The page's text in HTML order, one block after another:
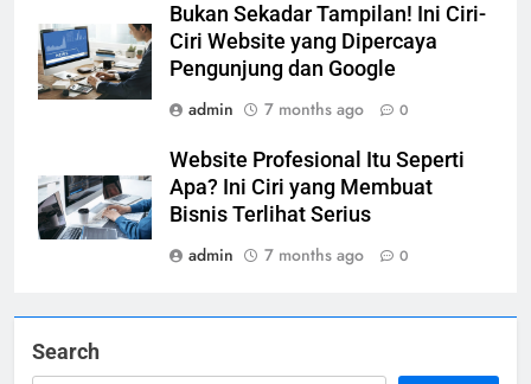
Bukan Sekadar Tampilan! Ini Ciri-
Ciri Website yang Dipercaya
Pengunjung dan Google
admin
7 months ago 0
Website Profesional Itu Seperti
Apa? Ini Ciri yang Membuat
Bisnis Terlihat Serius
admin
7 months ago 0
Search